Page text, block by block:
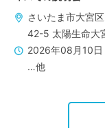
さいたま市大宮
42-5 太陽生命大
2026年08月10日
…他